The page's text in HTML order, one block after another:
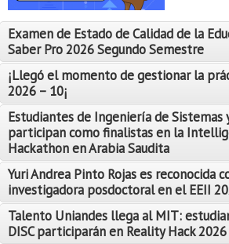
Examen de Estado de Calidad de la
Saber Pro 2026 Segundo Semestre
Leer Más
¡Llegó el momento de gestionar la
2026 – 10¡
Leer Más
Estudiantes de Ingeniería de Sistemas
participan como finalistas en la
Hackathon en Arabia Saudita
Yuri Andrea Pinto Rojas es reconocida
investigadora posdoctoral en el EEII
Talento Uniandes llega al MIT:
DISC participarán en Reality Hack 2026
Proyecto de grado
Reingreso
Reintegro
Retiro voluntario
Transferencia
Tarifas
Grado